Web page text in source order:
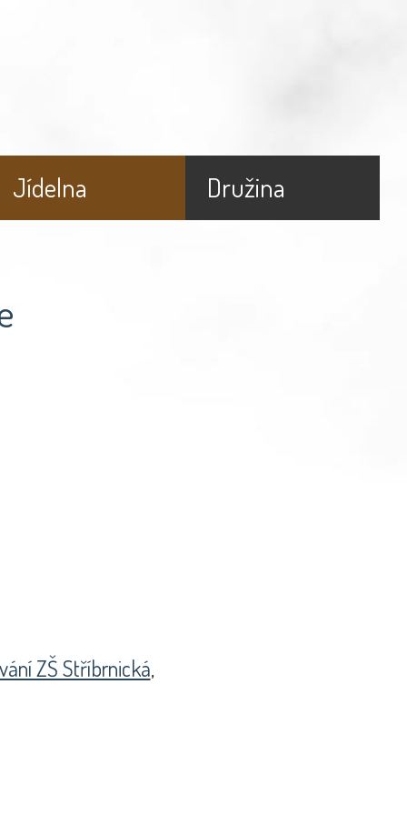
Jídelna Družina
ZŠ Stříbrnická,